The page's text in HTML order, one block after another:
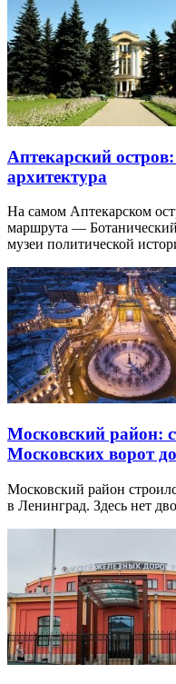
Аптекарский
архитектура
На самом Аптекарском
маршрута —
музеи политической
Московский район:
Московских ворот
Московский район
в Ленинград. Здесь нет